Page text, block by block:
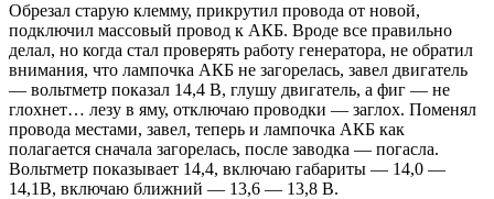
Обрезал старую клемму, прикрутил провода от новой,
подключил массовый провод к АКБ. Вроде все правильно
делал, но когда стал проверять работу генератора, не обратил
внимания, что лампочка АКБ не загорелась, завел двигатель
— вольтметр показал 14,4 В, глушу двигатель, а фиг — не
глохнет… лезу в яму, отключаю проводки — заглох. Поменял
провода местами, завел, теперь и лампочка АКБ как
полагается сначала загорелась, после заводка — погасла.
Вольтметр показывает 14,4, включаю габариты — 14,0 —
14,1В, включаю ближний — 13,6 — 13,8 В.